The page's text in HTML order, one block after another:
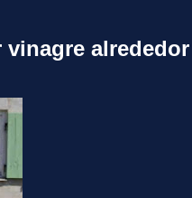
vinagre alrededor